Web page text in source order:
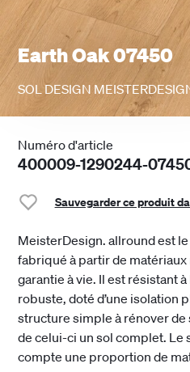
Earth Oak 07450
SOL DESIGN
Numéro d'article
400009-1290244-
Sauvegarder ce produit
MeisterDesign. allround est
fabriqué à partir de matériaux
garantie à vie. Il est résistant
robuste, doté d’une isolation
structure simple à rénover
de celui-ci un sol complet. Le
compte une proportion de